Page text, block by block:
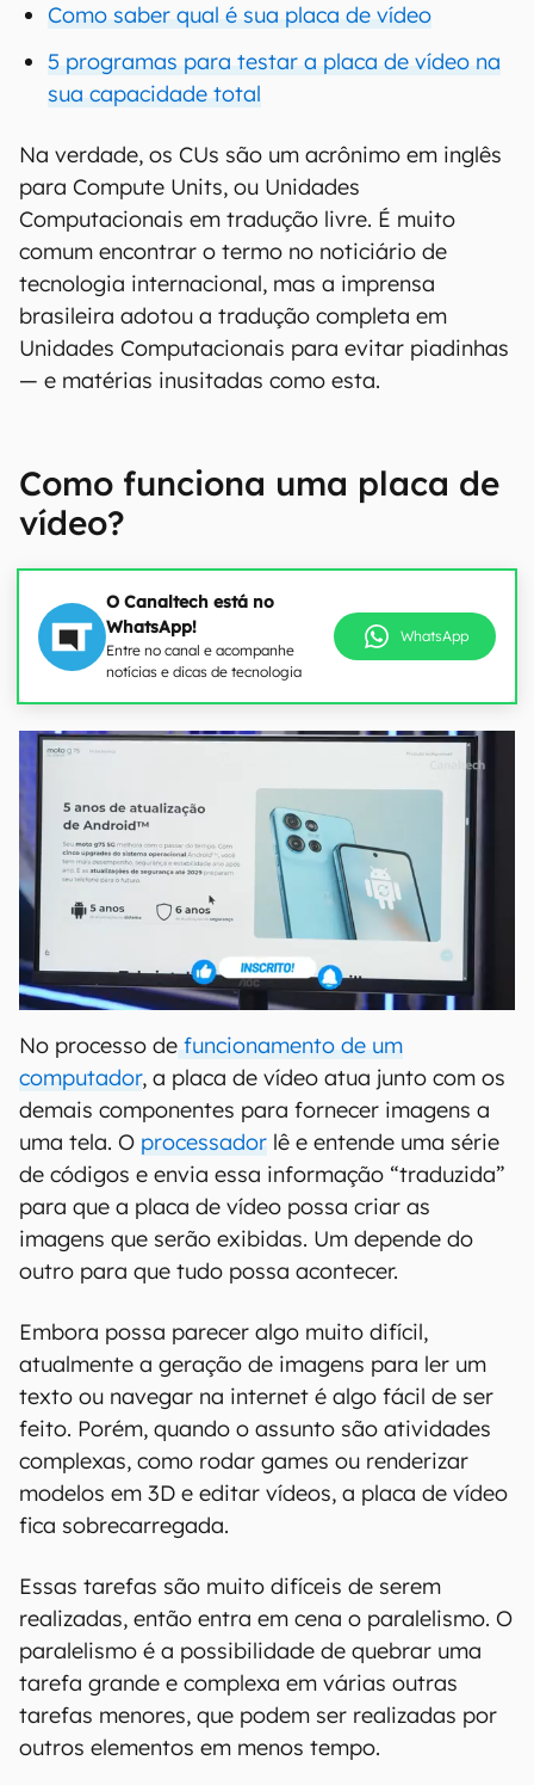
Como saber qual é sua placa de vídeo
5 programas para testar a placa de vídeo na
sua capacidade total
Na verdade, os CUs são um acrônimo em inglês
para Compute Units, ou Unidades
Computacionais em tradução livre. É muito
comum encontrar o termo no noticiário de
tecnologia internacional, mas a imprensa
brasileira adotou a tradução completa em
Unidades Computacionais para evitar piadinhas
— e matérias inusitadas como esta.
Como funciona uma placa de
vídeo?
O Canaltech está no
WhatsApp!
Entre no canal e acompanhe
notícias e dicas de tecnologia
WhatsApp
No processo de funcionamento de um
computador, a placa de vídeo atua junto com os
demais componentes para fornecer imagens a
uma tela. O processador lê e entende uma série
de códigos e envia essa informação “traduzida”
para que a placa de vídeo possa criar as
imagens que serão exibidas. Um depende do
outro para que tudo possa acontecer.
Embora possa parecer algo muito difícil,
atualmente a geração de imagens para ler um
texto ou navegar na internet é algo fácil de ser
feito. Porém, quando o assunto são atividades
complexas, como rodar games ou renderizar
modelos em 3D e editar vídeos, a placa de vídeo
fica sobrecarregada.
Essas tarefas são muito difíceis de serem
realizadas, então entra em cena o paralelismo. O
paralelismo é a possibilidade de quebrar uma
tarefa grande e complexa em várias outras
tarefas menores, que podem ser realizadas por
outros elementos em menos tempo.